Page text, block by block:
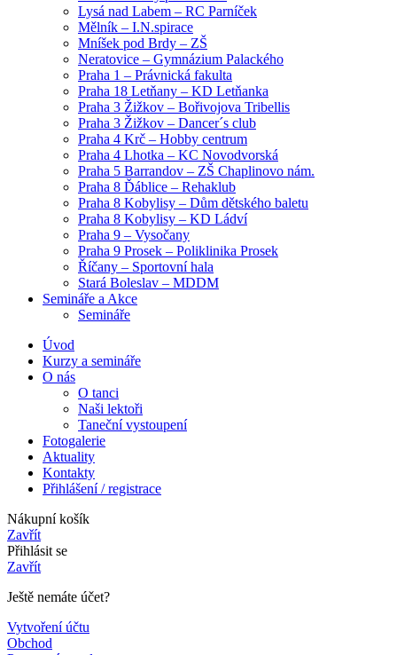
Lysá nad Labem – RC Parníček
Mělník – I.N.spirace
Mníšek pod Brdy – ZŠ
Neratovice – Gymnázium Palackého
Praha 1 – Právnická fakulta
Praha 18 Letňany – KD Letňanka
Praha 3 Žižkov – Bořivojova Tribellis
Praha 3 Žižkov – Dancer´s club
Praha 4 Krč – Hobby centrum
Praha 4 Lhotka – KC Novodvorská
Praha 5 Barrandov – ZŠ Chaplinovo nám.
Praha 8 Ďáblice – Rehaklub
Praha 8 Kobylisy – Dům dětského baletu
Praha 8 Kobylisy – KD Ládví
Praha 9 – Vysočany
Praha 9 Prosek – Poliklinika Prosek
Říčany – Sportovní hala
Stará Boleslav – MDDM
Semináře a Akce
Semináře
Úvod
Kurzy a semináře
O nás
O tanci
Naši lektoři
Taneční vystoupení
Fotogalerie
Aktuality
Kontakty
Přihlášení / registrace
Nákupní košík
Zavřít
Přihlásit se
Zavřít
Ještě nemáte účet?
Vytvoření účtu
Obchod